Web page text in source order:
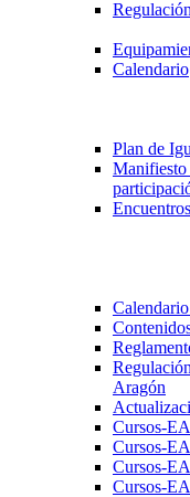
Calendario
Plan de
Aragón
Cursos-
Cursos-
Cursos-
Cursos-